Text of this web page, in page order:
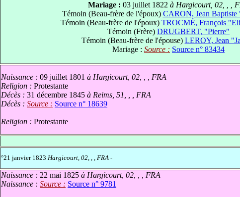
Mariage : 03 juillet 1822à Hargicourt, 02, , ,
Témoin (Beau-frère de l'époux) CARON, Jean Baptiste
Témoin (Beau-frère de l'époux) TROCMÉ, François
Témoin (Frère) DRUGBERT, "Pierre"
Témoin (Beau-frère de l'épouse) LEROY, Jean
Mariage : Source : Source n° 83434
Naissance : 09 juillet 1801 à Hargicourt, 02, , , FRA
Religion : Protestante
Décès : 31 décembre 1845 à Reims, 51, , , FRA
Décès : Source : Source n° 18639
Religion : Protestante
°21 janvier 1823 Hargicourt, 02, , , FRA -
Naissance : 22 mai 1825 à Hargicourt, 02, , , FRA
Naissance : Source : Source n° 9781